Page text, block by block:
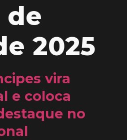
de
2025
vira
e coloca
no